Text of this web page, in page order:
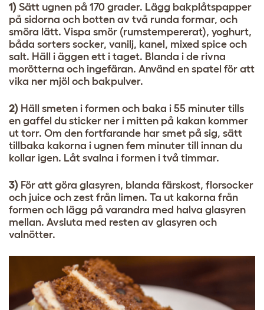
1) Sätt ugnen på 170 grader. Lägg bakplåtspapper
på sidorna och botten av två runda formar, och
smöra lätt. Vispa smör (rumstempererat), yoghurt,
båda sorters socker, vanilj, kanel, mixed spice och
salt. Häll i äggen ett i taget. Blanda i de rivna
morötterna och ingefäran. Använd en spatel för att
vika ner mjöl och bakpulver.
2) Häll smeten i formen och baka i 55 minuter tills
en gaffel du sticker ner i mitten på kakan kommer
ut torr. Om den fortfarande har smet på sig, sätt
tillbaka kakorna i ugnen fem minuter till innan du
kollar igen. Låt svalna i formen i två timmar.
3) För att göra glasyren, blanda färskost, florsocker
och juice och zest från limen. Ta ut kakorna från
formen och lägg på varandra med halva glasyren
mellan. Avsluta med resten av glasyren och
valnötter.